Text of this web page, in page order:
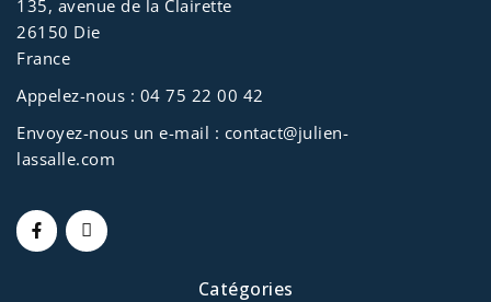
135, avenue de la Clairette
26150 Die
France
Appelez-nous : 04 75 22 00 42
Envoyez-nous un e-mail : contact@julien-
lassalle.com
Catégories